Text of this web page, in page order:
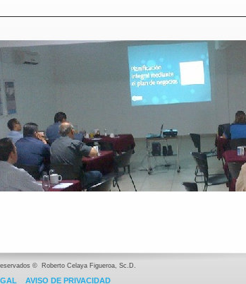
© Roberto Celaya Figueroa, Sc.D.
AVISO DE PRIVACIDAD